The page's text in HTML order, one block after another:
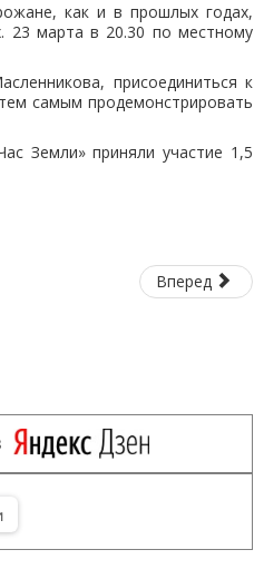
как и в прошлых годах,
23 марта в 20.30 по местному
присоединиться к
самым продемонстрировать
Земли» приняли участие 1,5
Вперед